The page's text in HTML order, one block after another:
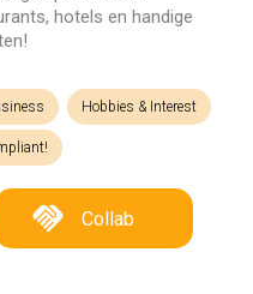
hotels en handige
Hobbies & Interest
Collab